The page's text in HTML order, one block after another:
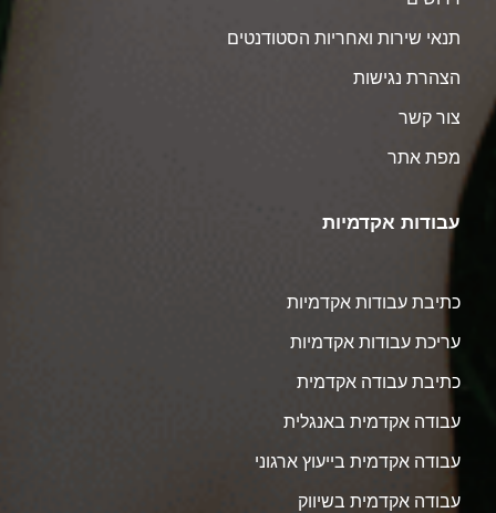
תנאי שירות ואחריות הסטודנטים
הצהרת נגישות
צור קשר
מפת אתר
עבודות אקדמיות
כתיבת עבודות אקדמיות
עריכת עבודות אקדמיות
כתיבת עבודה אקדמית
עבודה אקדמית באנגלית
עבודה אקדמית בייעוץ ארגוני
עבודה אקדמית בשיווק